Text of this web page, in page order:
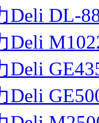
Deli DL-
Deli
Deli
Deli